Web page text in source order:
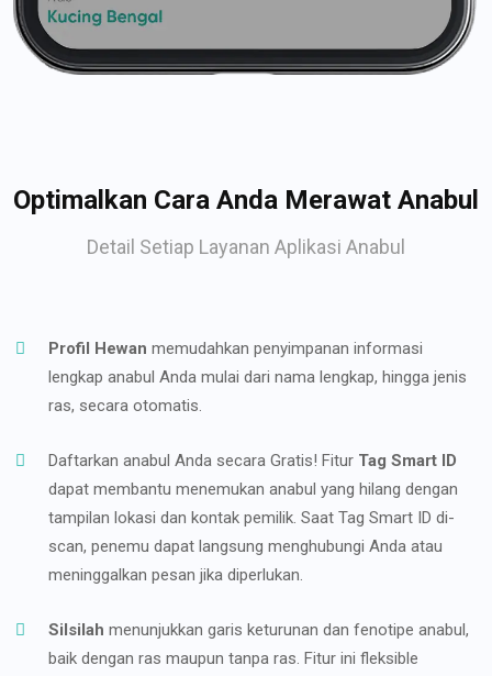
Optimalkan Cara Anda Merawat Anabul
Detail Setiap Layanan Aplikasi Anabul
Profil Hewan memudahkan penyimpanan informasi
lengkap anabul Anda mulai dari nama lengkap, hingga jenis
ras, secara otomatis.
Daftarkan anabul Anda secara Gratis! Fitur Tag Smart ID
dapat membantu menemukan anabul yang hilang dengan
tampilan lokasi dan kontak pemilik. Saat Tag Smart ID di-
scan, penemu dapat langsung menghubungi Anda atau
meninggalkan pesan jika diperlukan.
Silsilah menunjukkan garis keturunan dan fenotipe anabul,
baik dengan ras maupun tanpa ras. Fitur ini fleksible